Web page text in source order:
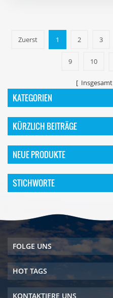
Zuerst 1 2 3
9 10
[ Insgesamt
KATEGORIEN
KÜRZLICH BEITRÄGE
NEUE PRODUKTE
STICHWORTE
FOLGE UNS
HOT TAGS
KONTAKTIERE UNS